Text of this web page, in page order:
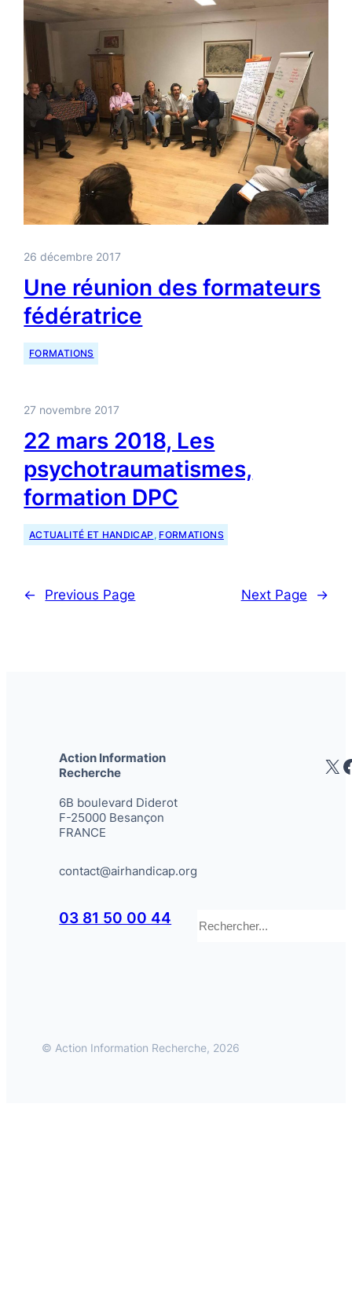
26 décembre 2017
Une réunion des formateurs
fédératrice
FORMATIONS
27 novembre 2017
22 mars 2018, Les
psychotraumatismes,
formation DPC
ACTUALITÉ ET HANDICAP , FORMATIONS
← Previous Page Next Page →
Action Information
Recherche
6B boulevard Diderot
F-25000 Besançon
FRANCE
contact@airhandicap.org
03 81 50 00 44
X
© Action Information Recherche, 2026